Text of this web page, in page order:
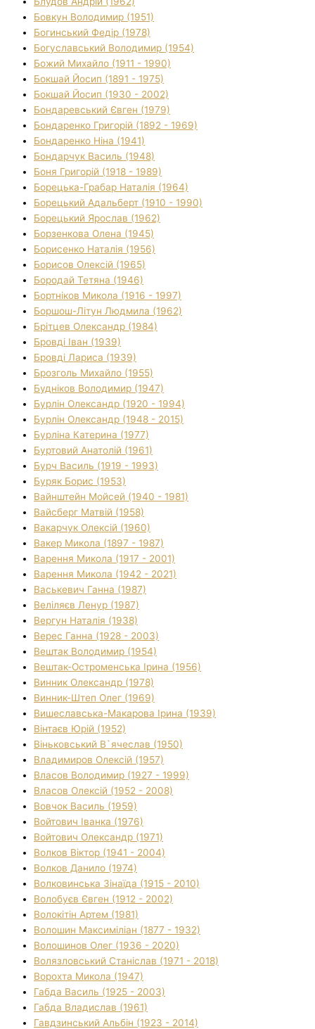
Бовкун Володимир (1951)
Богинський Федір (1978)
Богуславський Володимир (1954)
Божий Михайло (1911 - 1990)
Бокшай Йосип (1891 - 1975)
Бокшай Йосип (1930 - 2002)
Бондаревський Євген (1979)
Бондаренко Григорій (1892 - 1969)
Бондаренко Ніна (1941)
Бондарчук Василь (1948)
Боня Григорій (1918 - 1989)
Борецька-Грабар Наталія (1964)
Борецький Адальберт (1910 - 1990)
Борецький Ярослав (1962)
Борзенкова Олена (1945)
Борисенко Наталія (1956)
Борисов Олексій (1965)
Бородай Тетяна (1946)
Бортніков Микола (1916 - 1997)
Боршош-Літун Людмила (1962)
Брітцев Олександр (1984)
Бровді Іван (1939)
Бровді Лариса (1939)
Брозголь Михайло (1955)
Будніков Володимир (1947)
Бурлін Олександр (1920 - 1994)
Бурлін Олександр (1948 - 2015)
Бурліна Катерина (1977)
Буртовий Анатолій (1961)
Бурч Василь (1919 - 1993)
Буряк Борис (1953)
Вайнштейн Мойсей (1940 - 1981)
Вайсберг Матвій (1958)
Вакарчук Олексій (1960)
Вакер Микола (1897 - 1987)
Варення Микола (1917 - 2001)
Варення Микола (1942 - 2021)
Васькевич Ганна (1987)
Веліляєв Ленур (1987)
Вергун Наталія (1938)
Верес Ганна (1928 - 2003)
Вештак Володимир (1954)
Вештак-Остроменська Ірина (1956)
Винник Олександр (1978)
Винник-Штеп Олег (1969)
Вишеславська-Макарова Ірина (1939)
Вінтаєв Юрій (1952)
Віньковський В`ячеслав (1950)
Владимиров Олексій (1957)
Власов Володимир (1927 - 1999)
Власов Олексій (1952 - 2008)
Вовчок Василь (1959)
Войтович Іванка (1976)
Войтович Олександр (1971)
Волков Віктор (1941 - 2004)
Волков Данило (1974)
Волковинська Зінаїда (1915 - 2010)
Волобуєв Євген (1912 - 2002)
Волокітін Артем (1981)
Волошин Максиміліан (1877 - 1932)
Волошинов Олег (1936 - 2020)
Волязловський Станіслав (1971 - 2018)
Ворохта Микола (1947)
Габда Василь (1925 - 2003)
Габда Владислав (1961)
Гавдзинський Альбін (1923 - 2014)